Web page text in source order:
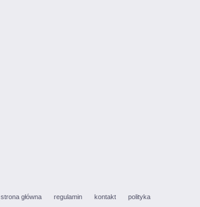
strona główna regulamin kontakt polityka